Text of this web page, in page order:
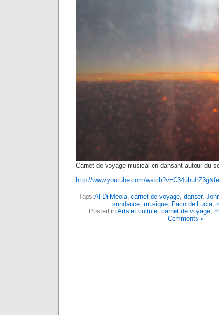
Carnet de voyage musical en dansant autour du
http://www.youtube.com/
Tags:Al Di Meola carnet de voyage danser,
sundance musique Paco de Lucia
Posted in Arts et culture, carnet de voyage,
Comments »